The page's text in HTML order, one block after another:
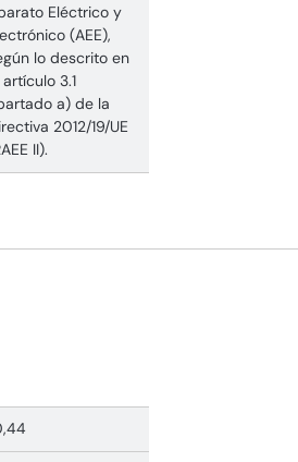
Eléctrico y
(AEE),
lo descrito en
3.1
a) de la
2012/19/UE
II).